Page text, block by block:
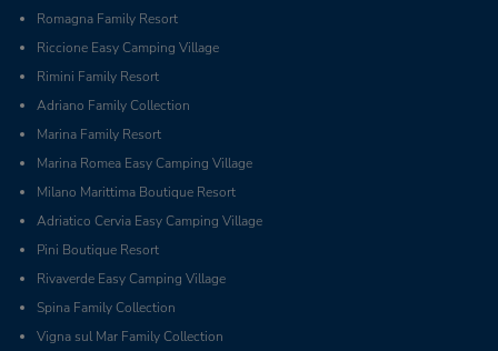
Romagna Family Resort
Riccione Easy Camping Village
Rimini Family Resort
Adriano Family Collection
Marina Family Resort
Marina Romea Easy Camping Village
Milano Marittima Boutique Resort
Adriatico Cervia Easy Camping Village
Pini Boutique Resort
Rivaverde Easy Camping Village
Spina Family Collection
Vigna sul Mar Family Collection